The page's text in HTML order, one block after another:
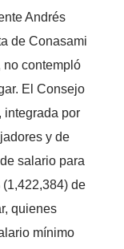
Andrés
de Conasami
no contempló
El Consejo
integrada por
y de
salario para
de
quienes
mínimo